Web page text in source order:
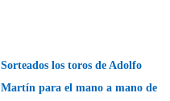
Sorteados los toros de Adolfo
Martín para el mano a mano de